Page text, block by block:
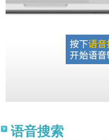
语音搜索